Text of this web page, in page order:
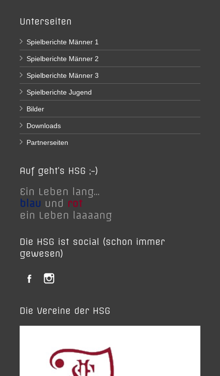
Unterseiten
Spielberichte Männer 1
Spielberichte Männer 2
Spielberichte Männer 3
Spielberichte Jugend
Bilder
Downloads
Partnerseiten
Auf geht’s HSG ;-)
Ein Leben lang...
blau und rot
ein Leben laaaang
Die HSG ist social (schon immer
gewesen)
Die Vereine der HSG